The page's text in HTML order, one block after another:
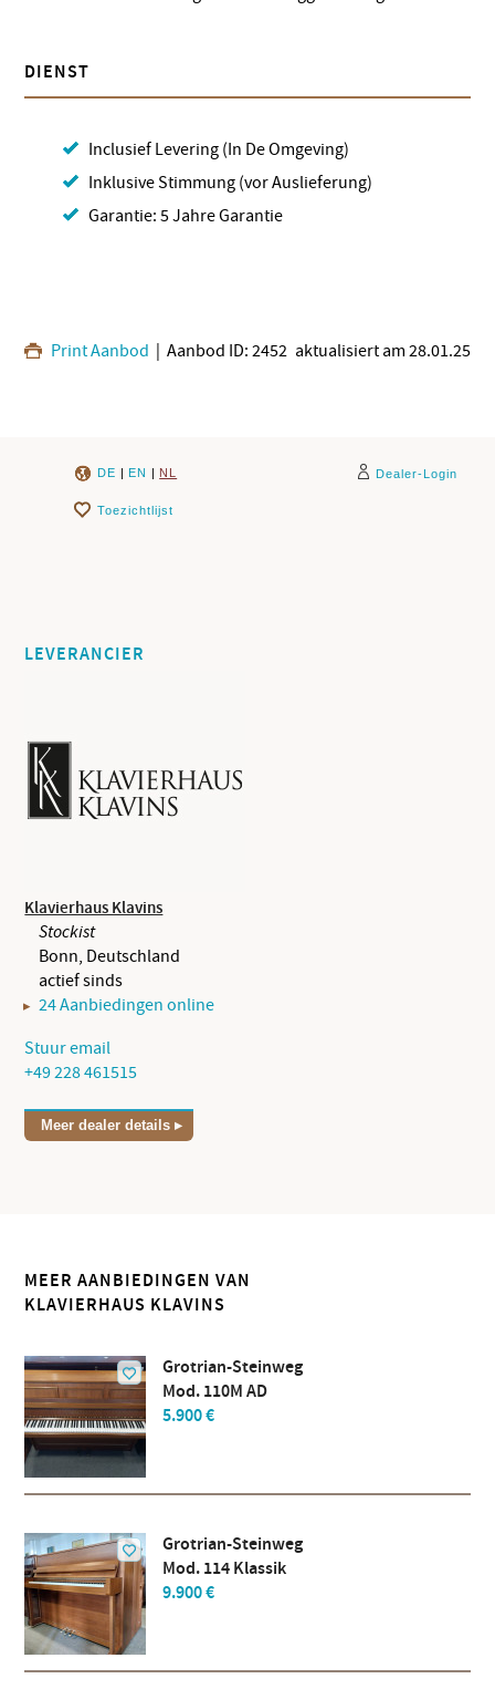
DIENST
Inclusief Levering (In De Omgeving)
Inklusive Stimmung (vor Auslieferung)
Garantie: 5 Jahre Garantie
Print Aanbod | Aanbod ID: 2452 aktualisiert am 28.01.25
DE | EN | NL Dealer-Login
Toezichtlijst
LEVERANCIER
Klavierhaus Klavins
Stockist
Bonn, Deutschland
actief sinds
24 Aanbiedingen online
Stuur email
+49 228 461515
Meer dealer details
MEER AANBIEDINGEN VAN
KLAVIERHAUS KLAVINS
Grotrian-Steinweg
Mod. 110M AD
5.900 €
Grotrian-Steinweg
Mod. 114 Klassik
9.900 €